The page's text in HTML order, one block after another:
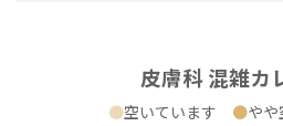
皮膚科 混雑カ
●空いています ●や